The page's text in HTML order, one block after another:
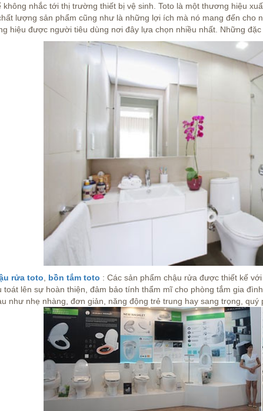
không nhắc tới thị trường thiết bị vệ sinh. Toto là một thương hiệu
lượng sản phẩm cũng như là những lợi ích mà nó mang đến cho
hiệu được người tiêu dùng nơi đây lựa chọn nhiều nhất. Những
rửa toto, bồn tắm toto : Các sản phẩm chậu rửa được thiết kế
toát lên sự hoàn thiện, đảm bảo tính thẩm mĩ cho phòng tắm gia
như nhẹ nhàng, đơn giản, năng động trẻ trung hay sang trọng, quý